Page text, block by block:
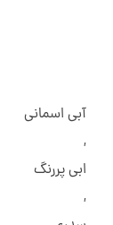
آبی اسمانی
,
ابی پررنگ
,